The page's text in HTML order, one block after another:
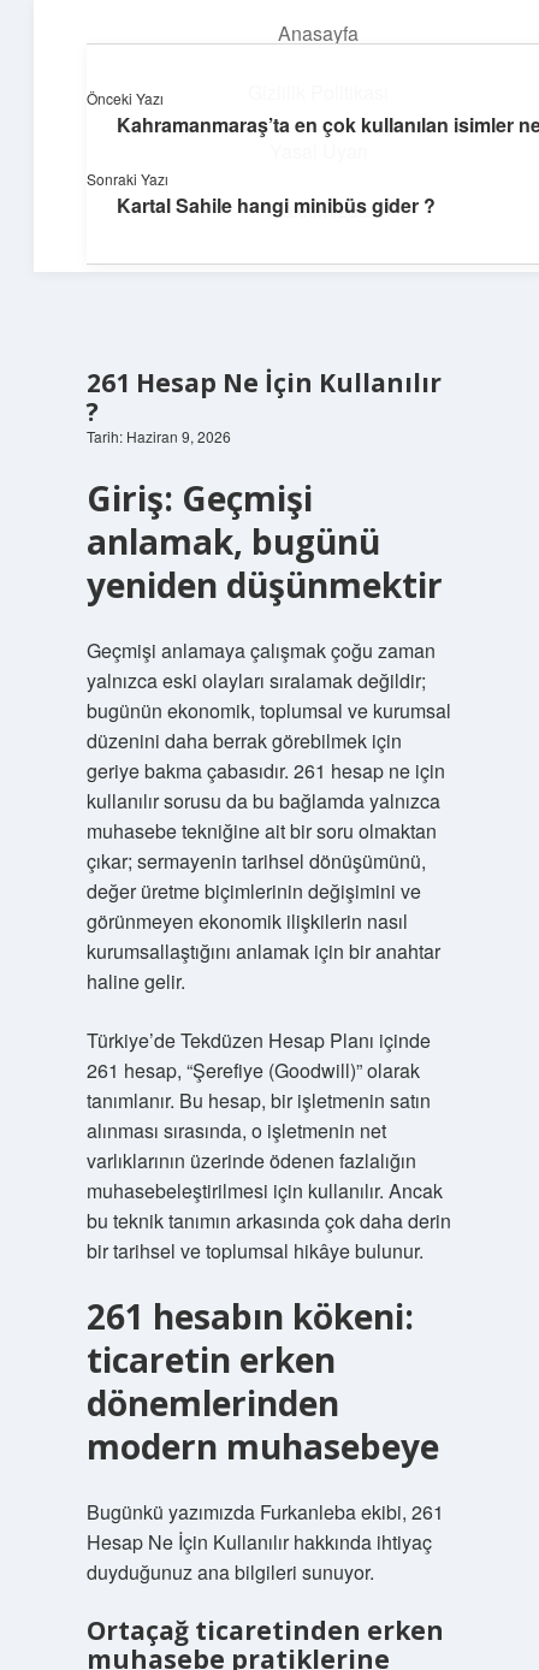
Anasayfa
Hakkımızda
Günlük Notlar
Günlük yaşama tat katan küçük bilgiler.
261 Hesap Ne İçin Kullanılır
?
Tarih: Haziran 9, 2026
Giriş: Geçmişi
anlamak, bugünü
yeniden düşünmektir
Geçmişi anlamaya çalışmak çoğu zaman
yalnızca eski olayları sıralamak değildir;
bugünün ekonomik, toplumsal ve kurumsal
düzenini daha berrak görebilmek için
geriye bakma çabasıdır. 261 hesap ne için
kullanılır sorusu da bu bağlamda yalnızca
muhasebe tekniğine ait bir soru olmaktan
çıkar; sermayenin tarihsel dönüşümünü,
değer üretme biçimlerinin değişimini ve
görünmeyen ekonomik ilişkilerin nasıl
kurumsallaştığını anlamak için bir anahtar
haline gelir.
Türkiye’de Tekdüzen Hesap Planı içinde
261 hesap, “Şerefiye (Goodwill)” olarak
tanımlanır. Bu hesap, bir işletmenin satın
alınması sırasında, o işletmenin net
varlıklarının üzerinde ödenen fazlalığın
muhasebeleştirilmesi için kullanılır. Ancak
bu teknik tanımın arkasında çok daha derin
bir tarihsel ve toplumsal hikâye bulunur.
261 hesabın kökeni:
ticaretin erken
dönemlerinden
modern muhasebeye
Bugünkü yazımızda Furkanleba ekibi, 261
Hesap Ne İçin Kullanılır hakkında ihtiyaç
duyduğunuz ana bilgileri sunuyor.
Ortaçağ ticaretinden erken
muhasebe pratiklerine
Önceki Yazı
Kahramanmaraş’ta en çok kullanılan isimler
Sonraki Yazı
Kartal Sahile hangi minibüs gider ?